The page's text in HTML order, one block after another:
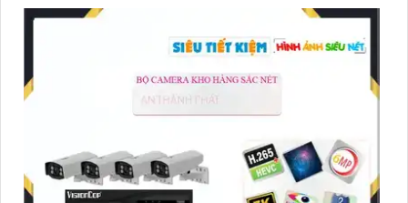
đừng ngần ngại để lại tin nhắn Cung cấp cho công trình nhé.